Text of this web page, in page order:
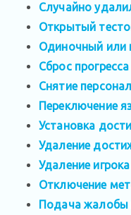
Случайно
Открытый
Одиночный или
Сброс
Снятие
Переключение
Установка
Удаление
Удаление
Отключение
Подача жалобы